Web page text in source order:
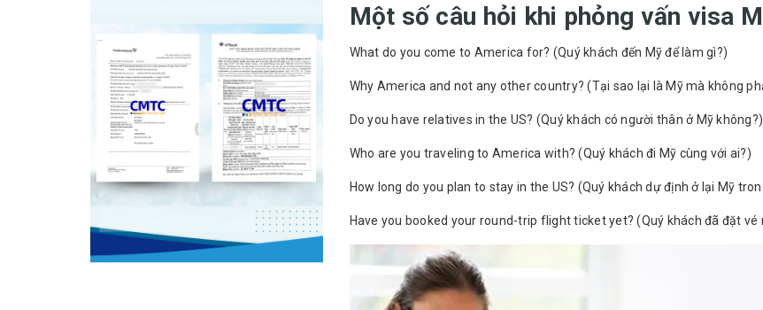
Một số câu hỏi khi phỏng vấn visa
What do you come to America for? (Quý khách đến Mỹ để làm gì?)
Why America and not any other country? (Tại sao lại là Mỹ mà không
Do you have relatives in the US? (Quý khách có người thân ở Mỹ không?)
Who are you traveling to America with? (Quý khách đi Mỹ cùng với ai?)
How long do you plan to stay in the US? (Quý khách dự định ở lại Mỹ
Have you booked your round-trip flight ticket yet? (Quý khách đã đặt vé